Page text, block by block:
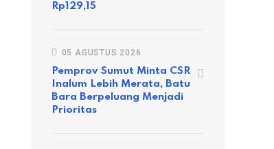
Rp129,15
05 AGUSTUS 2026
Pemprov Sumut Minta CSR
Inalum Lebih Merata, Batu
Bara Berpeluang Menjadi
Prioritas